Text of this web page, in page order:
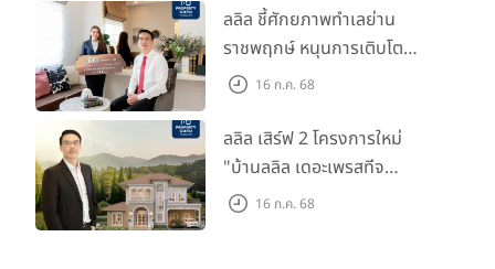
ปันผลทั้งปี 2567 รวม 0.34
บาท/หุ้น
ลลิล ชี้ศักยภาพทำเลย่าน
ราชพฤกษ์ หนุนการเติบโต
ตลาดที่อยู่อาศัย พร้อมเปิดตัว
ราชพฤกษ์-345" มูลค่า 600
ลบ.
16 ก.ค. 68
ลลิล เสิร์ฟ 2 โครงการใหม่
"บ้านลลิล เดอะเพรสทีจ
ราชบุรี" และ "ไลโอ ราชบุรี"
16 ก.ค. 68